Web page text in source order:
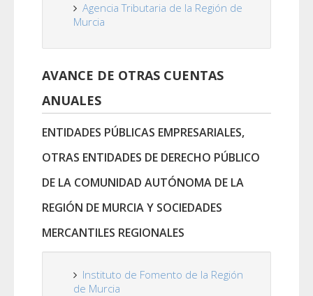
Agencia Tributaria de la Región de
Murcia
AVANCE DE OTRAS CUENTAS
ANUALES
ENTIDADES PÚBLICAS EMPRESARIALES,
OTRAS ENTIDADES DE DERECHO PÚBLICO
DE LA COMUNIDAD AUTÓNOMA DE LA
REGIÓN DE MURCIA Y SOCIEDADES
MERCANTILES REGIONALES
Instituto de Fomento de la Región
de Murcia